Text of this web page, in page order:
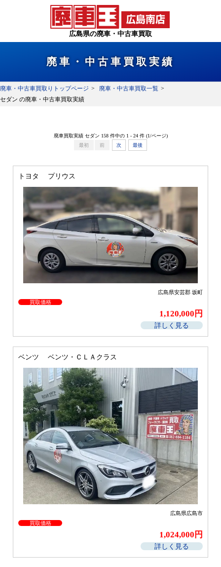
広島県の廃車・中古車買取
廃車・中古車買取実績
廃車・中古車買取りトップページ
廃車・中古車買取一覧
セダン の廃車・中古車買取実績
廃車買取実績 セダン 158 件中の 1 - 24 件 (1/ページ)
最初
前 次 最後
トヨタ プリウス
広島県安芸郡 坂町
買取価格
1,120,000円
詳しく見る
ベンツ ベンツ・ＣＬＡクラス
広島県広島市
買取価格
1,024,000円
詳しく見る